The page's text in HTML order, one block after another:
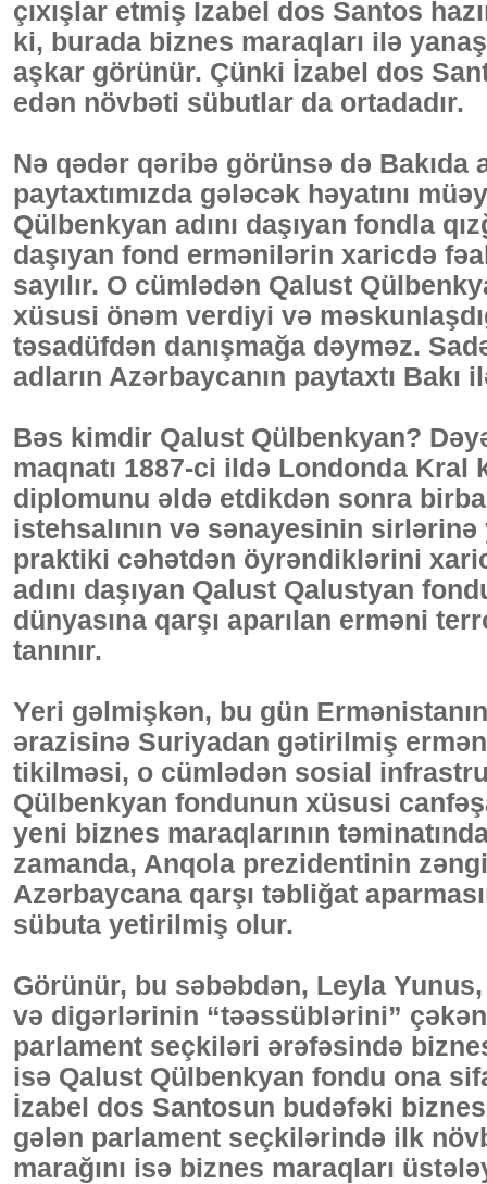
çıxışlar etmiş İzabel dos Santos
ki, burada biznes maraqları ilə
aşkar görünür. Çünki İzabel dos
edən növbəti sübutlar da ortadadır.
Nə qədər qəribə görünsə də
paytaxtımızda gələcək həyatını
Qülbenkyan adını daşıyan fondla
daşıyan fond ermənilərin xaricdə
sayılır. O cümlədən Qalust
xüsusi önəm verdiyi və
təsadüfdən danışmağa dəyməz.
adların Azərbaycanın paytaxtı
Bəs kimdir Qalust Qülbenkyan?
maqnatı 1887-ci ildə Londonda
diplomunu əldə etdikdən sonra
istehsalının və sənayesinin
praktiki cəhətdən öyrəndiklərini
adını daşıyan Qalust Qalustyan
dünyasına qarşı aparılan erməni
tanınır.
Yeri gəlmişkən, bu gün
ərazisinə Suriyadan gətirilmiş
tikilməsi, o cümlədən sosial
Qülbenkyan fondunun xüsusi
yeni biznes maraqlarının
zamanda, Anqola prezidentinin
Azərbaycana qarşı təbliğat
sübuta yetirilmiş olur.
Görünür, bu səbəbdən, Leyla
və digərlərinin “təəssüblərini”
parlament seçkiləri ərəfəsində
isə Qalust Qülbenkyan fondu ona
İzabel dos Santosun budəfəki
gələn parlament seçkilərində ilk
marağını isə biznes maraqları